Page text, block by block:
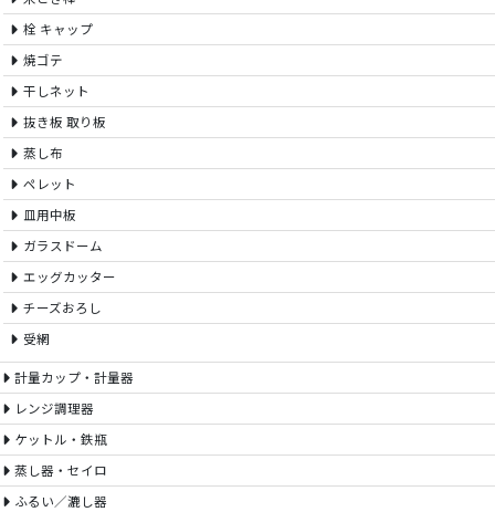
栓 キャップ
焼ゴテ
干しネット
抜き板 取り板
蒸し布
ペレット
皿用中板
ガラスドーム
エッグカッター
チーズおろし
受網
計量カップ・計量器
レンジ調理器
ケットル・鉄瓶
蒸し器・セイロ
ふるい／漉し器